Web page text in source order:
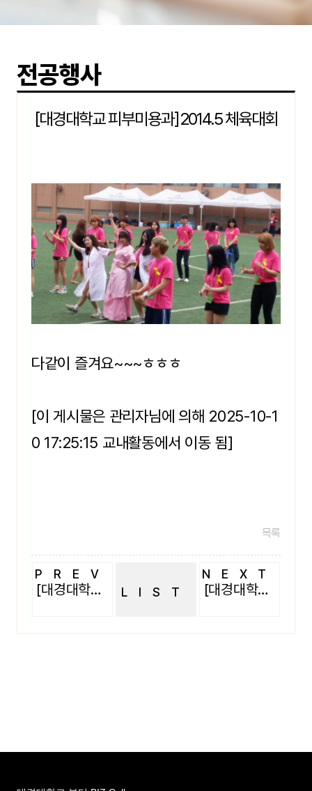
전공행사
[대경대학교 피부미용과]2014.5 체육대회
다같이 즐겨요~~~ㅎㅎㅎ
[이 게시물은 관리자님에 의해 2025-10-1
0 17:25:15 교내활동에서 이동 됨]
목록
PREV
[대경대학교 피부미용과]2014.5 체육대회 LIST
NEXT
[대경대학교 피부미용과]2014.5 체육대회